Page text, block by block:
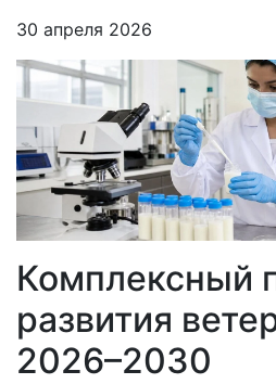
30 апреля 2026
Комплексный
развития
2026–2030